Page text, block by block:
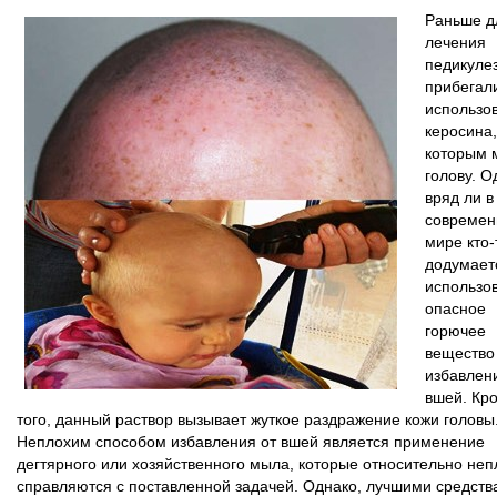
Раньше
лечения
керосина,
которым
голову.
вряд ли в
мире кто-
опасное
горючее
вшей.
того, данный раствор вызывает жуткое раздражение кожи
Неплохим способом избавления от вшей является применение
дегтярного или хозяйственного мыла, которые относительно
справляются с поставленной задачей. Однако, лучшими